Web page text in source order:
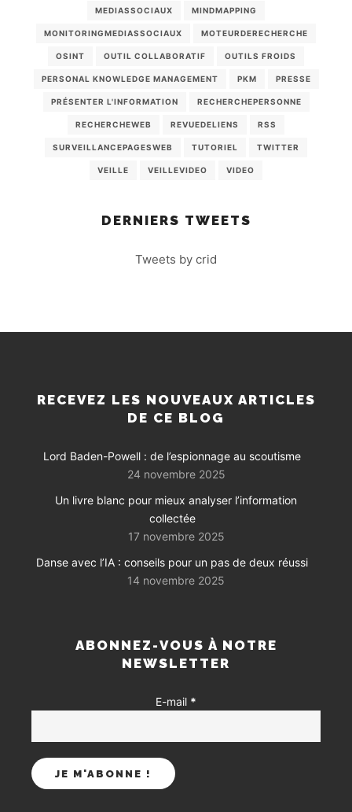
MEDIASSOCIAUX MINDMAPPING
MONITORINGMEDIASSOCIAUX MOTEURDERECHERCHE
OSINT OUTIL COLLABORATIF OUTILS FROIDS
PERSONAL KNOWLEDGE MANAGEMENT PKM PRESSE
PRÉSENTER L'INFORMATION RECHERCHEPERSONNE
RECHERCHEWEB REVUEDELIENS RSS
SURVEILLANCEPAGESWEB TUTORIEL TWITTER
VEILLE VEILLEVIDEO VIDEO
DERNIERS TWEETS
Tweets by crid
RECEVEZ LES NOUVEAUX ARTICLES
DE CE BLOG
Lord Baden-Powell : de l’espionnage au scoutisme
24 novembre 2025
Un livre blanc pour mieux analyser l’information
collectée
17 novembre 2025
Danse avec l’IA : conseils pour un pas de deux réussi
14 novembre 2025
ABONNEZ-VOUS À NOTRE
NEWSLETTER
E-mail *